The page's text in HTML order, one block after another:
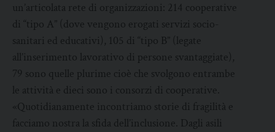
un’articolata rete di organizzazioni: 214 cooperative
di “tipo A” (dove vengono erogati servizi socio-
sanitari ed educativi), 105 di “tipo B” (legate
all’inserimento lavorativo di persone svantaggiate),
79 sono quelle plurime cioè che svolgono entrambe
le attività e dieci sono i consorzi di cooperative.
«Quotidianamente incontriamo storie di fragilità e
facciamo nostra la sfida dell’inclusione. Dagli asili